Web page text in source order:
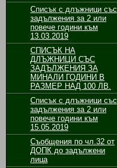
Списък с длъжници със
задължения за 2 или
повече години към
13.03.2019
СПИСЪК НА
ДЛЪЖНИЦИ СЪС
ЗАДЪЛЖЕНИЯ ЗА
МИНАЛИ ГОДИНИ В
РАЗМЕР НАД 100 ЛВ.
Списък с длъжници със
задължения за 2 или
повече години към
15.05.2019
Съобщения по чл.32 от
ДОПК до задължени
лица